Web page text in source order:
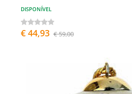
DISPONÍVEL
€ 44,93 € 59,00